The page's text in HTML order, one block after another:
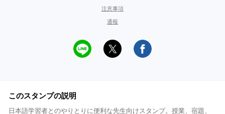
注意事項
通報
このスタンプの説明
日本語学習者とのやりとりに便利な先生向けスタンプ。授業、宿題、